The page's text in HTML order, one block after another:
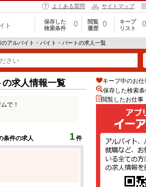
よくある質問 サイトマップ
ト
保存した
検索条件
0
閲覧
履歴
0
キープ
リスト
0
アルバイト・バイト・パートの求人一覧
求人情報一覧
で！
条件の求人 1 件
キープ中のお仕
保存した検索条
閲覧したお仕事